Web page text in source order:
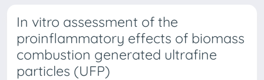
In vitro assessment of the
proinflammatory effects of biomass
combustion generated ultrafine
particles (UFP)